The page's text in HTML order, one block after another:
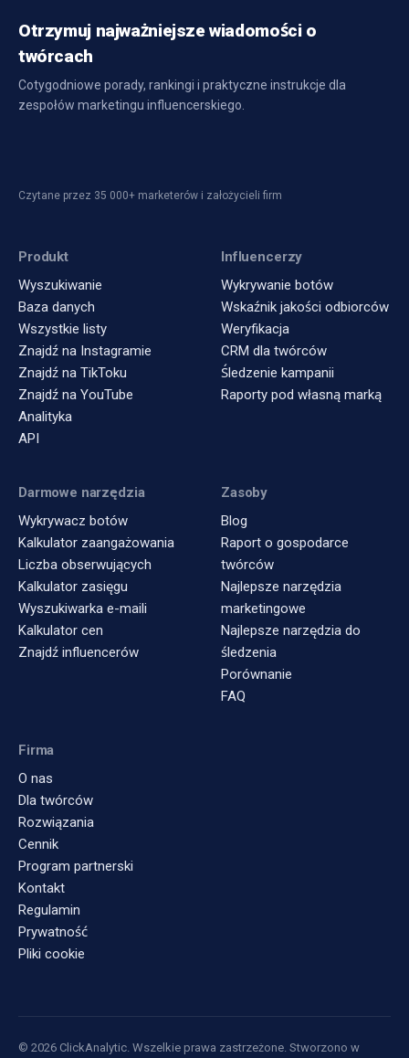
Otrzymuj najważniejsze wiadomości o
twórcach
Cotygodniowe porady, rankingi i praktyczne instrukcje dla
zespołów marketingu influencerskiego.
Czytane przez 35 000+ marketerów i założycieli firm
Produkt
Wyszukiwanie
Baza danych
Wszystkie listy
Znajdź na Instagramie
Znajdź na TikToku
Znajdź na YouTube
Analityka
API
Influencerzy
Wykrywanie botów
Wskaźnik jakości odbiorców
Weryfikacja
CRM dla twórców
Śledzenie kampanii
Raporty pod własną marką
Darmowe narzędzia
Wykrywacz botów
Kalkulator zaangażowania
Liczba obserwujących
Kalkulator zasięgu
Wyszukiwarka e-maili
Kalkulator cen
Znajdź influencerów
Zasoby
Blog
Raport o gospodarce
twórców
Najlepsze narzędzia
marketingowe
Najlepsze narzędzia do
śledzenia
Porównanie
FAQ
Firma
O nas
Dla twórców
Rozwiązania
Cennik
Program partnerski
Kontakt
Regulamin
Prywatność
Pliki cookie
© 2026 ClickAnalytic. Wszelkie prawa zastrzeżone. Stworzono w